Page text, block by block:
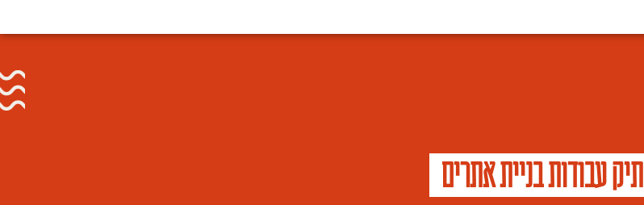
תיק עבודות בניית אתרים